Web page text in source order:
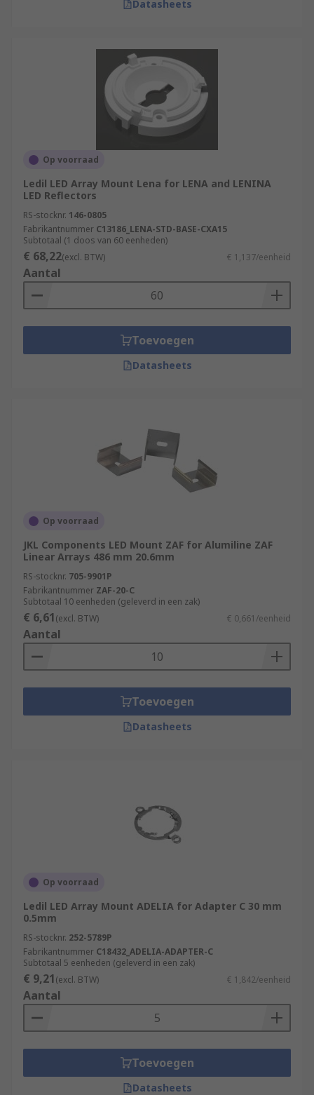
Datasheets
Op voorraad
Ledil LED Array Mount Lena for LENA and LENINA
LED Reflectors
RS-stocknr. 146-0805
Fabrikantnummer C13186_LENA-STD-BASE-CXA15
Subtotaal (1 doos van 60 eenheden)
€ 68,22(excl. BTW) € 1,137/eenheid
Aantal
Toevoegen
Datasheets
Op voorraad
JKL Components LED Mount ZAF for Alumiline ZAF
Linear Arrays 486 mm 20.6mm
RS-stocknr. 705-9901P
Fabrikantnummer ZAF-20-C
Subtotaal 10 eenheden (geleverd in een zak)
€ 6,61(excl. BTW) € 0,661/eenheid
Aantal
Toevoegen
Datasheets
Op voorraad
Ledil LED Array Mount ADELIA for Adapter C 30 mm
0.5mm
RS-stocknr. 252-5789P
Fabrikantnummer C18432_ADELIA-ADAPTER-C
Subtotaal 5 eenheden (geleverd in een zak)
€ 9,21(excl. BTW) € 1,842/eenheid
Aantal
Toevoegen
Datasheets